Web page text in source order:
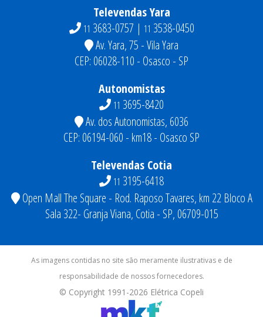
Televendas Yara
11 3683-0757 | 11 3538-0450
Av. Yara, 75 - Vila Yara
CEP: 06028-110 - Osasco - SP
Autonomistas
11 3695-8420
Av. dos Autonomistas, 6036
CEP: 06194-060 - km18 - Osasco SP
Televendas Cotia
11 3195-6418
Open Mall The Square - Rod. Raposo Tavares, km 22 Bloco A
Sala 322- Granja Viana, Cotia - SP, 06709-015
As imagens contidas no site são meramente ilustrativas e de
responsabilidade de nossos fornecedores.
© Copyright 1991-2026 Elétrica Copeli